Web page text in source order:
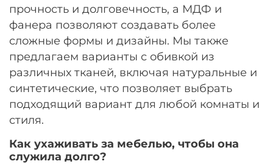
прочность и долговечность, а МДФ и
фанера позволяют создавать более
сложные формы и дизайны. Мы также
предлагаем варианты с обивкой из
различных тканей, включая натуральные и
синтетические, что позволяет выбрать
подходящий вариант для любой комнаты и
стиля.
Как ухаживать за мебелью, чтобы она
служила долго?